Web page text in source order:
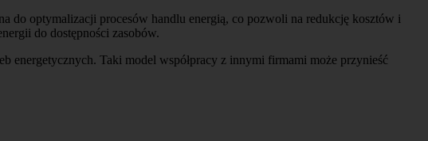
do optymalizacji procesów handlu energią, co pozwoli na redukcję kosztów i
do dostępności zasobów.
energetycznych. Taki model współpracy z innymi firmami może przynieść